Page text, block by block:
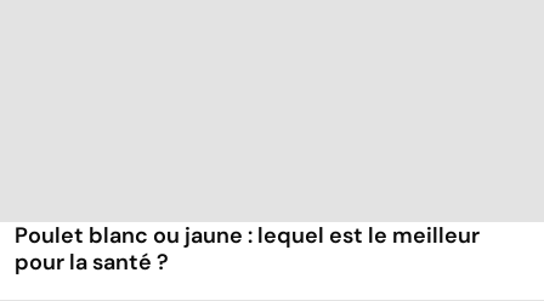
Poulet blanc ou jaune : lequel est le meilleur
pour la santé ?